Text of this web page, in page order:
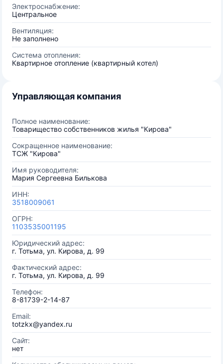
Электроснабжение:
Центральное
Вентиляция:
Не заполнено
Система отопления:
Квартирное отопление (квартирный котел)
Управляющая компания
Полное наименование:
Товарищество собственников жилья "Кирова"
Сокращенное наименование:
ТСЖ "Кирова"
Имя руководителя:
Мария Сергеевна Билькова
ИНН:
3518009061
ОГРН:
1103535001195
Юридический адрес:
г. Тотьма, ул. Кирова, д. 99
Фактический адрес:
г. Тотьма, ул. Кирова, д. 99
Телефон:
8-81739-2-14-87
Email:
totzkx@yandex.ru
Сайт:
нет